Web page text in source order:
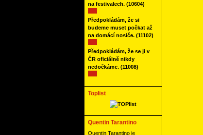
na festivalech.(10604)
Předpokládám, že si
budeme muset počkat až
na domácí nosiče.(11102)
Předpokládám, že se ji v
ČR oficiálně nikdy
nedočkáme.(11008)
Toplist
Quentin Tarantino
Quentin Tarantino je